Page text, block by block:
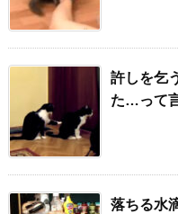
許しを乞
た…って
落ちる水